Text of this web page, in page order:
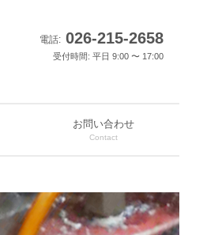
電話: 026-215-2658
受付時間: 平日 9:00 〜 17:00
お問い合わせ
Contact